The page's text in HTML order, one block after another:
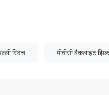
स्विच पीवीसी बैकलाइट